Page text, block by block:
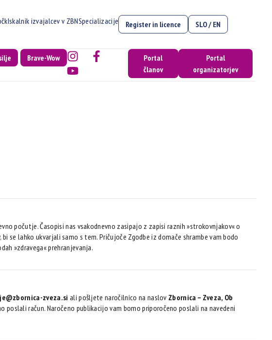
Iskalnik izvajalcev v ZBNSpecializacije Register in licence SLO / EN
Brave-Wow
Portal
članov
Portal
organizatorjev
počutje. Časopisi nas vsakodnevno zasipajo z zapisi raznih »strokovnjakov« o
se lahko ukvarjali samo s tem. Pričujoče Zgodbe iz domače shrambe vam bodo
»zdravega« prehranjevanja.
zveza.si ali pošljete naročilnico na naslov Zbornica – Zveza, Ob
poslali račun. Naročeno publikacijo vam bomo priporočeno poslali na navedeni